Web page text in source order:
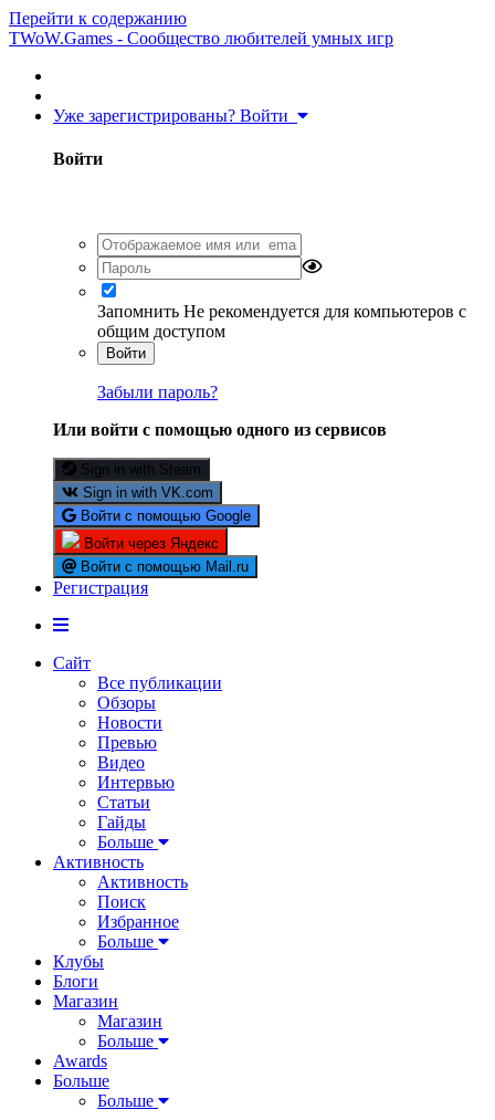
Перейти к содержанию
TWoW.Games - Сообщество любителей умных игр
Уже зарегистрированы? Войти
Войти
Запомнить Не рекомендуется для компьютеров с
общим доступом
Войти
Забыли пароль?
Или войти с помощью одного из сервисов
Sign in with Steam
Sign in with VK.com
Войти с помощью Google
Войти через Яндекс
Войти с помощью Mail.ru
Регистрация
Сайт
Все публикации
Обзоры
Новости
Превью
Видео
Интервью
Статьи
Гайды
Больше
Активность
Активность
Поиск
Избранное
Больше
Клубы
Блоги
Магазин
Магазин
Больше
Awards
Больше
Больше